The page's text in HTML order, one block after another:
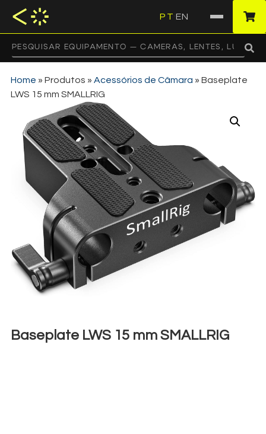
PT EN
Home » Produtos » Acessórios de Câmara » Baseplate
LWS 15 mm SMALLRIG
Baseplate LWS 15 mm SMALLRIG